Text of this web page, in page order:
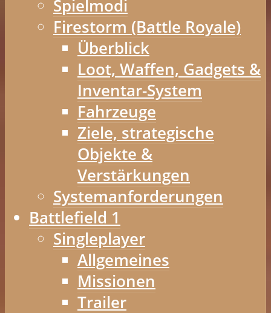
Spielmodi
Firestorm (Battle Royale)
Überblick
Loot, Waffen, Gadgets &
Inventar-System
Fahrzeuge
Ziele, strategische
Objekte &
Verstärkungen
Systemanforderungen
Battlefield 1
Singleplayer
Allgemeines
Missionen
Trailer